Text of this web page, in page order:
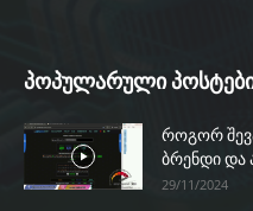
პოპულარული
როგორ
ბრენდი და
29/11/2024